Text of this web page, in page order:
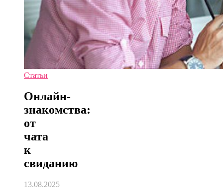
Статьи
Онлайн-
знакомства:
от
чата
к
свиданию
13.08.2025